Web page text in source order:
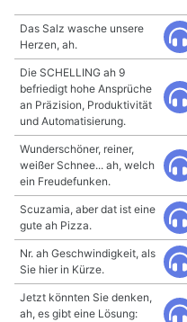
Das Salz wasche unsere
Herzen, ah.
Die SCHELLING ah 9
befriedigt hohe Ansprüche
an Präzision, Produktivität
und Automatisierung.
Wunderschöner, reiner,
weißer Schnee... ah, welch
ein Freudefunken.
Scuzamia, aber dat ist eine
gute ah Pizza.
Nr. ah Geschwindigkeit, als
Sie hier in Kürze.
Jetzt könnten Sie denken,
ah, es gibt eine Lösung: